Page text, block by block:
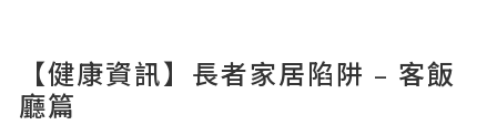
【健康資訊】長者家居陷阱 – 客飯
廳篇